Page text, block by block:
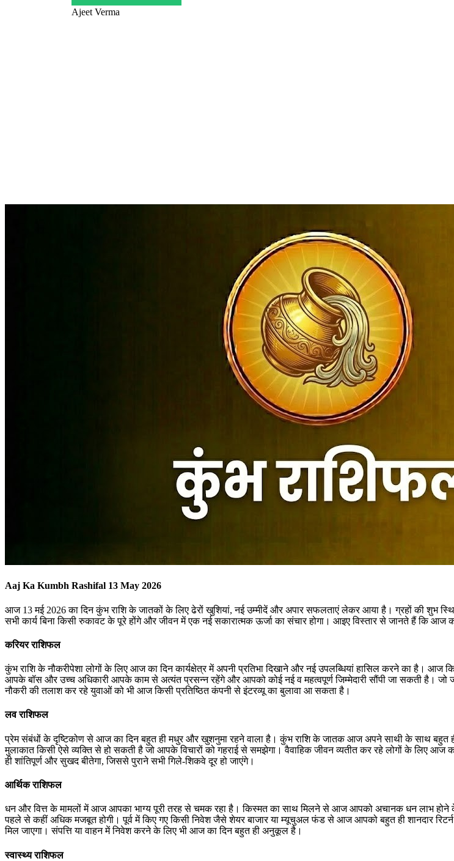
Ajeet Verma
Aaj Ka Kumbh Rashifal 13 May 2026
आज 13 मई 2026 का दिन कुंभ राशि के जातकों के लिए ढेरों खुशियां, नई उम्मीदें और अपार सफलताएं लेकर आया है। ग्रहों की शुभ
सभी कार्य बिना किसी रुकावट के पूरे होंगे और जीवन में एक नई सकारात्मक ऊर्जा का संचार होगा। आइए विस्तार से जानते हैं कि आज
करियर राशिफल
कुंभ राशि के नौकरीपेशा लोगों के लिए आज का दिन कार्यक्षेत्र में अपनी प्रतिभा दिखाने और नई उपलब्धियां हासिल करने का है।
आपके बॉस और उच्च अधिकारी आपके काम से अत्यंत प्रसन्न रहेंगे और आपको कोई नई व महत्वपूर्ण जिम्मेदारी सौंपी जा सकती है।
नौकरी की तलाश कर रहे युवाओं को भी आज किसी प्रतिष्ठित कंपनी से इंटरव्यू का बुलावा आ सकता है।
लव राशिफल
प्रेम संबंधों के दृष्टिकोण से आज का दिन बहुत ही मधुर और खुशनुमा रहने वाला है। कुंभ राशि के जातक आज अपने साथी के साथ बहुत
मुलाकात किसी ऐसे व्यक्ति से हो सकती है जो आपके विचारों को गहराई से समझेगा। वैवाहिक जीवन व्यतीत कर रहे लोगों के लिए
ही शांतिपूर्ण और सुखद बीतेगा, जिससे पुराने सभी गिले-शिकवे दूर हो जाएंगे।
आर्थिक राशिफल
धन और वित्त के मामलों में आज आपका भाग्य पूरी तरह से चमक रहा है। किस्मत का साथ मिलने से आज आपको अचानक धन लाभ
पहले से कहीं अधिक मजबूत होगी। पूर्व में किए गए किसी निवेश जैसे शेयर बाजार या म्यूचुअल फंड से आज आपको बहुत ही शानदार
मिल जाएगा। संपत्ति या वाहन में निवेश करने के लिए भी आज का दिन बहुत ही अनुकूल है।
स्वास्थ्य राशिफल